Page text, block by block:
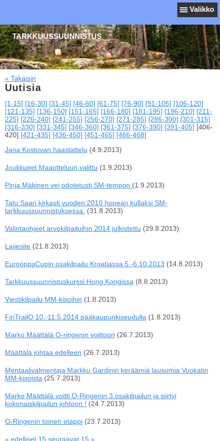
Valikko
TARKKUUSSUUNNISTUS
« Takaisin
Uutisia
[1-15] [16-30] [31-45] [46-60] [61-75] [76-90] [91-105] [106-120]
[121-135] [136-150] [151-165] [166-180] [181-195] [196-210] [211-
225] [226-240] [241-255] [256-270] [271-285] [286-300] [301-315]
[316-330] [331-345] [346-360] [361-375] [376-390] [391-405] [406-
420] [421-435] [436-450] [451-465] [466-468]
Jana Kostovan haastattelu (4.9.2013)
Joukkueet Maaotteluun valittu (1.9.2013)
Pinja Mäkinen vei odotetusti SM-tempon (1.9.2013)
Tatu Saari kirkasti vuoden 2010 hopean kullaksi SM-
tarkkuussuunnistuksessa.
(31.8.2013)
Valintaohjeet arvokilpailuihin 2014 julkistettu (29.8.2013)
Lajiesite (21.8.2013)
EurooppaCupin osakilpailu Kroatiassa 5.-6.10.2013 (14.8.2013)
Tarkkuussuunnistuskurssi Hong Kongissa (8.8.2013)
Viestikilpailu MM-kisoihin (1.8.2013)
FinTrailO 10.-11.5.2014 pääkaupunkiseudulla (1.8.2013)
Marko Määttälä O-ringenin voittoon (26.7.2013)
Määttälä johtaa edelleen (26.7.2013)
Mentaalivalmentaja Markku Gardinin keräämiä lausumia Vuokatin
MM-kisoista (25.7.2013)
Marko Määttälä voitti O-Ringenin 3.osakilpailun ja siirtyi
kokonaiskilpailun johtoon ! (24.7.2013)
O-Ringenin toinen etappi (23.7.2013)
« edelliset 15 seuraavat 15 »